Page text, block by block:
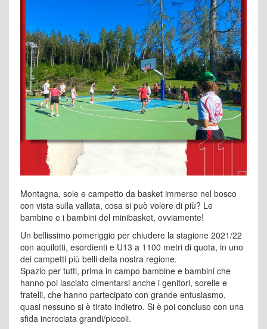
Montagna, sole e campetto da basket immerso nel bosco
con vista sulla vallata, cosa si può volere di più? Le
bambine e i bambini del minibasket, ovviamente!
Un bellissimo pomeriggio per chiudere la stagione 2021/22
con aquilotti, esordienti e U13 a 1100 metri di quota, in uno
dei campetti più belli della nostra regione.
Spazio per tutti, prima in campo bambine e bambini che
hanno poi lasciato cimentarsi anche i genitori, sorelle e
fratelli, che hanno partecipato con grande entusiasmo,
quasi nessuno si è tirato indietro. Si è poi concluso con una
sfida incrociata grandi/piccoli.